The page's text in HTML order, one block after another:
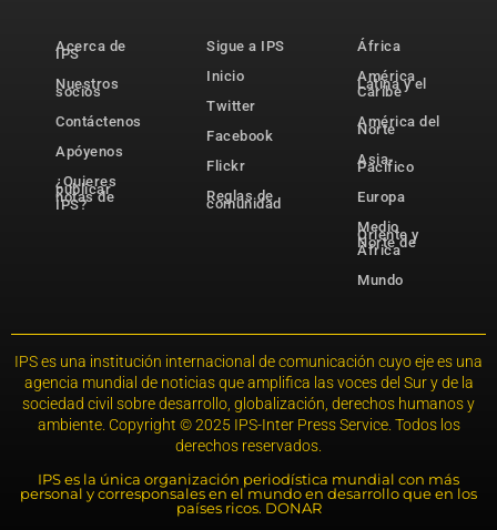
Acerca de
IPS
Nuestros
socios
Contáctenos
Apóyenos
¿Quieres
publicar
notas de
IPS?
Sigue a IPS
Inicio
Twitter
Facebook
Flickr
Reglas de
comunidad
África
América
Latina y el
Caribe
América del
Norte
Asia-
Pacífico
Europa
Medio
Oriente y
Norte de
África
Mundo
IPS es una institución internacional de comunicación cuyo eje es una
agencia mundial de noticias que amplifica las voces del Sur y de la
sociedad civil sobre desarrollo, globalización, derechos humanos y
ambiente. Copyright © 2025 IPS-Inter Press Service. Todos los
derechos reservados.
IPS es la única organización periodística mundial con más
personal y corresponsales en el mundo en desarrollo que en los
países ricos. DONAR